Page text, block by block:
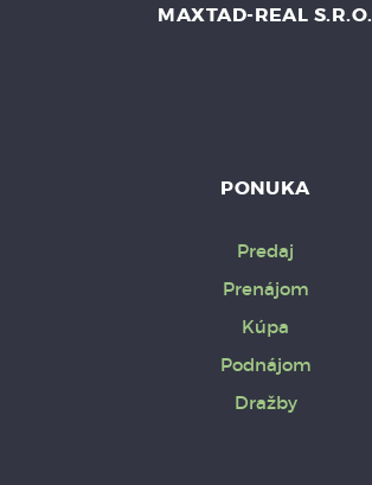
MAXTAD-REAL S.R.O.
PONUKA
Predaj
Prenájom
Kúpa
Podnájom
Dražby